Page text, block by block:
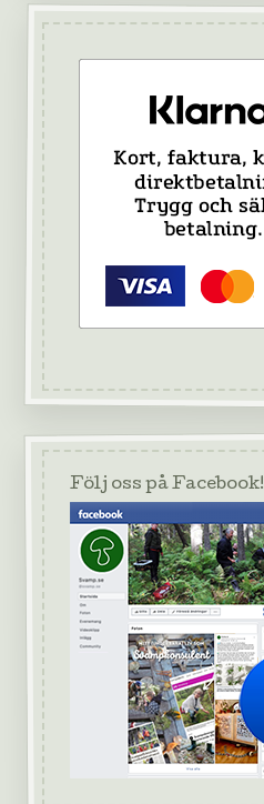
Följ oss på Facebook!